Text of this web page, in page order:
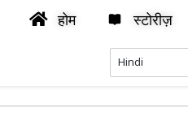
होम स्टोरीज़